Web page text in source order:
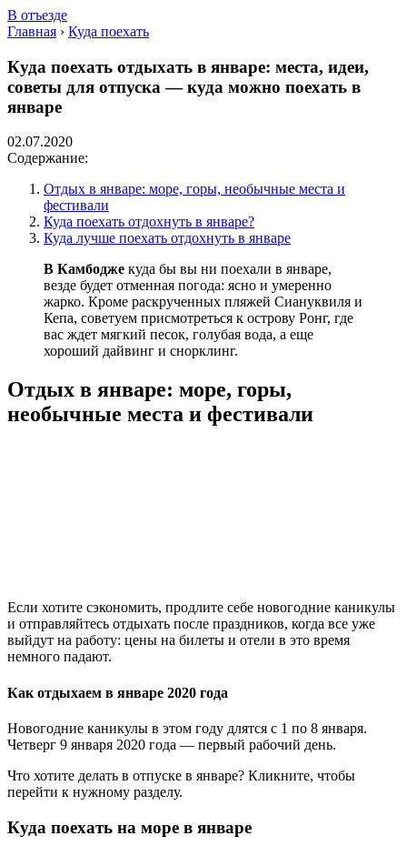
В отъезде
Главная › Куда поехать
Куда поехать отдыхать в январе: места, идеи,
советы для отпуска — куда можно поехать в
январе
02.07.2020
Содержание:
Отдых в январе: море, горы, необычные места и
фестивали
Куда поехать отдохнуть в январе?
Куда лучше поехать отдохнуть в январе
В Камбодже куда бы вы ни поехали в январе,
везде будет отменная погода: ясно и умеренно
жарко. Кроме раскрученных пляжей Сиануквиля и
Кепа, советуем присмотреться к острову Ронг, где
вас ждет мягкий песок, голубая вода, а еще
хороший дайвинг и снорклинг.
Отдых в январе: море, горы,
необычные места и фестивали
Если хотите сэкономить, продлите себе новогодние каникулы
и отправляйтесь отдыхать после праздников, когда все уже
выйдут на работу: цены на билеты и отели в это время
немного падают.
Как отдыхаем в январе 2020 года
Новогодние каникулы в этом году длятся с 1 по 8 января.
Четверг 9 января 2020 года — первый рабочий день.
Что хотите делать в отпуске в январе? Кликните, чтобы
перейти к нужному разделу.
Куда поехать на море в январе